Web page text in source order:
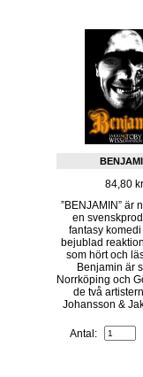
84,80 kr
”BENJAMIN” är
en
fantasy komedi
bejublad
som hört och
Benjamin är
Norrköping och
de två
Johansson &
Antal: